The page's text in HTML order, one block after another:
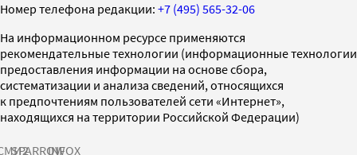
Номер телефона редакции: +7 (495) 565-32-06
На информационном ресурсе применяются
рекомендательные технологии (информационные технологии
предоставления информации на основе сбора,
систематизации и анализа сведений, относящихся
к предпочтениям пользователей сети «Интернет»,
находящихся на территории Российской Федерации)
SPARROWINFOX